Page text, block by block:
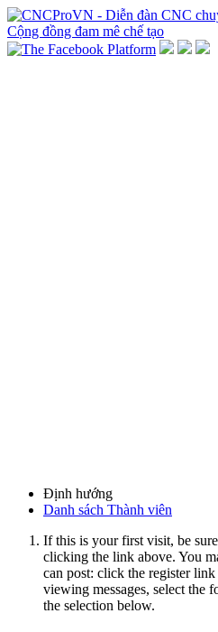
Định hướng
Danh sách Thành viên
If this is your first visit, be
clicking the link above. You
can post: click the register
viewing messages, select the
the selection below.